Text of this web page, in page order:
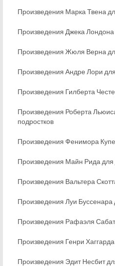
Произведения Марка Твена
Произведения Джека Лондона
Произведения Жюля Верна
Произведения Андре Лори
Произведения Гилберта
Произведения Роберта
подростков
Произведения Фенимора
Произведения Майн Рида для
Произведения Вальтера
Произведения Луи Буссенара
Произведения Рафаэля
Произведения Генри
Произведения Эдит Несбит